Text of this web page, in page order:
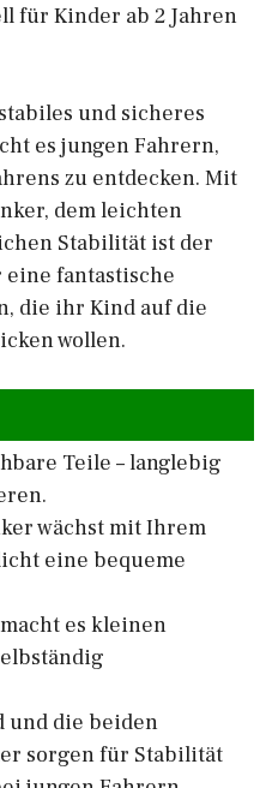
für Kinder ab 2 Jahren
und sicheres
es jungen Fahrern,
zu entdecken. Mit
dem leichten
Stabilität ist der
eine fantastische
die ihr Kind auf die
wollen.
Teile – langlebig
wächst mit Ihrem
eine bequeme
es kleinen
und die beiden
sorgen für Stabilität